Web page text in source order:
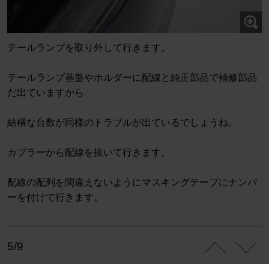
テールランプを取り外して行きます。
テールランプ基盤やホルダーに配線と純正部品で補修部品
だ出ていますから
結構な台数が同様のトラブルが出ているでしょうね。
カプラーから配線を抜いて行きます。
配線の配列を間違えないようにマスキングテープにナンバ
ーを付けて行きます。
5/9